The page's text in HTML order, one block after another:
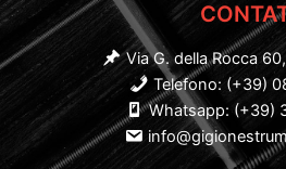
Via G. della Rocca
Telefono: (+39)
Whatsapp: (+39)